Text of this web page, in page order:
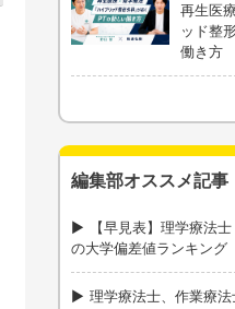
再生医
ッド整
働き方
編集部オススメ記事
【早見表】理学療法
の大学偏差値ランキング
理学療法士、作業療